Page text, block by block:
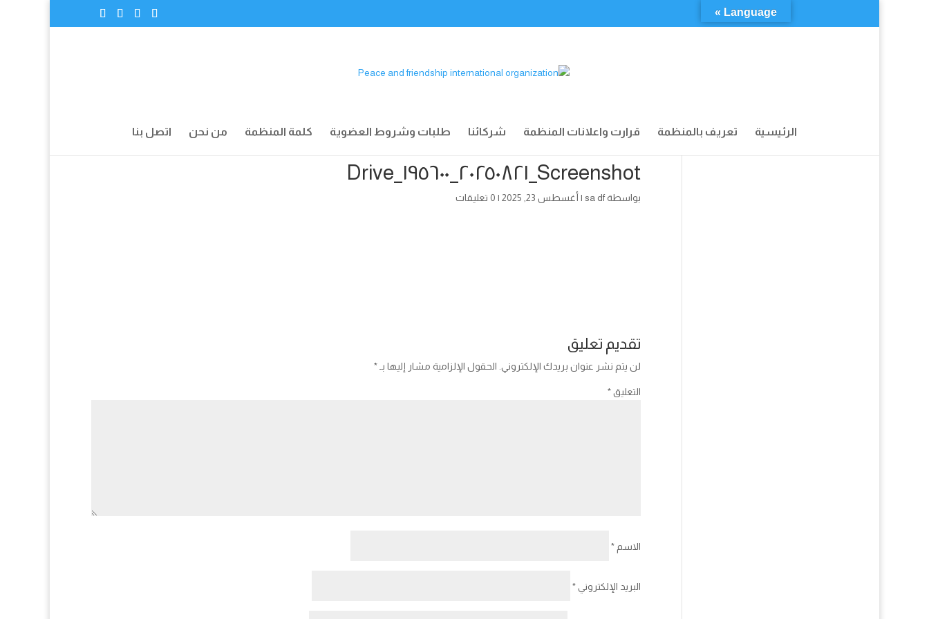
الرئيسية تعريف بالمنظمة قرارت واعلانات المنظمة شركائنا طلبات وشروط العضوية كلمة المنظمة من نحن اتصل بنا
Screenshot_٢٠٢٥٠٨٢١_١٩٥٦٠٠_Drive
بواسطةsa df
| أغسطس 23, 2025 | 0 تعليقات
تقديم تعليق
لن يتم نشر عنوان بريدك الإلكتروني. الحقول الإلزامية مشار إليها بـ *
التعليق*
الاسم *
البريد الإلكتروني*
Language »